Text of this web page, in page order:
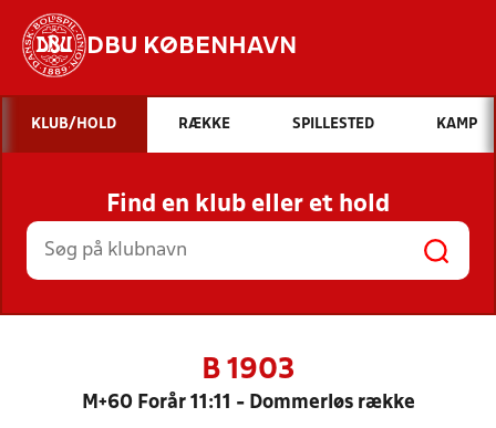
DBU KØBENHAVN
Hvad vil du søge efter?
INDHOLD OG NYHEDER
STILLINGER, RESULTATER, KLUBBER OG
HOLD
KLUB/HOLD RÆKKE SPILLESTED KAMP
Find en klub eller et hold
B 1903
M+60 Forår 11:11 - Dommerløs række